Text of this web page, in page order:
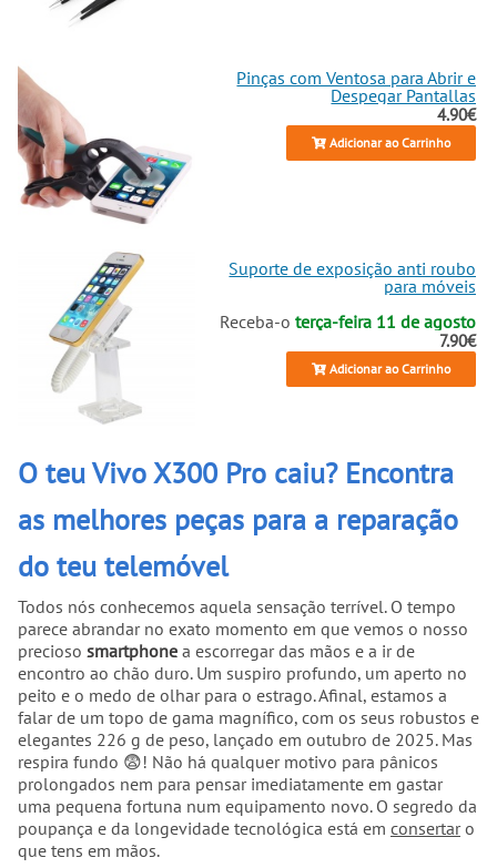
Pinças com Ventosa para Abrir e
Despegar Pantallas
4.90€
Adicionar ao Carrinho
Suporte de exposição anti roubo
para móveis
Receba-oterça-feira 11 de agosto
7.90€
Adicionar ao Carrinho
O teu Vivo X300 Pro caiu? Encontra
as melhores peças para a reparação
do teu telemóvel
Todos nós conhecemos aquela sensação terrível. O tempo
parece abrandar no exato momento em que vemos o nosso
precioso smartphone a escorregar das mãos e a ir de
encontro ao chão duro. Um suspiro profundo, um aperto no
peito e o medo de olhar para o estrago. Afinal, estamos a
falar de um topo de gama magnífico, com os seus robustos e
elegantes 226 g de peso, lançado em outubro de 2025. Mas
respira fundo 😨! Não há qualquer motivo para pânicos
prolongados nem para pensar imediatamente em gastar
uma pequena fortuna num equipamento novo. O segredo da
poupança e da longevidade tecnológica está em consertaro
que tens em mãos.